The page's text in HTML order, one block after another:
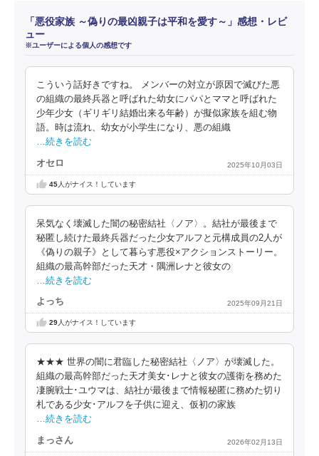
「悪役家族 ～偽りの最凶親子は平和を愛す～」感想・レビ
ュー
※ユーザーによる個人の感想です
こういう話好きですね。 メンバーの対立が原因で滅びた悪
の組織の最終兵器と呼ばれた幼女にパパとママと呼ばれた
少年少女（ギリギリ結婚出来る年齢）が擬似家族を組む物
語。時は流れ、幼女が小学生になり、悪の組織
…続きを読む
オセロ 2025年10月03日
45人がナイス！しています
呆気なく壊滅した闇の秘密結社〈ノア〉。結社が最後まで
秘匿し続けた最終兵器だった少女アルフと元構成員の2人が
《偽りの親子》として暮らす悪役×アクションストーリー。
組織の最高幹部だった天才・隅洲レナと彼女の
…続きを読む
よっち 2025年09月21日
29人がナイス！しています
★★★ 世界の闇に君臨した秘密結社〈ノア〉が壊滅した。
組織の最高幹部だった天才美女･レナと彼女の護衛を務めた
凄腕戦士･ユウマは、結社が最後まで情報秘匿に務めた切り
札である少女･アルフを子供に迎え、仮初の家族
…続きを読む
まっさん 2026年02月13日